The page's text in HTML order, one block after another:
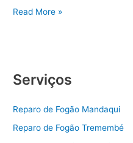
Técnico
Read More »
Serviços
Reparo de Fogão Mandaqui
Reparo de Fogão Tremembé